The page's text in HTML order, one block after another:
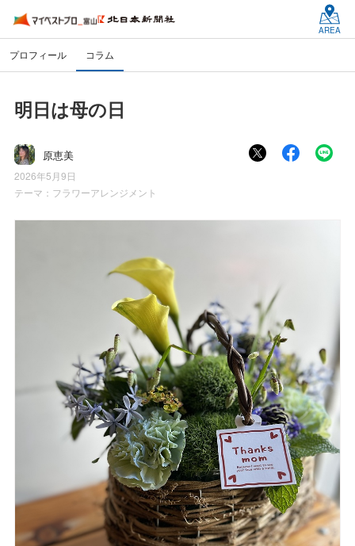
AREA
プロフィール コラム
明日は母の日
原恵美
2026年5月9日
テーマ： フラワーアレンジメント